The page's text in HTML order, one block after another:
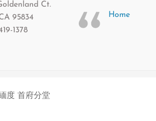
Ct.
95834
1378
Home
度 首府分堂